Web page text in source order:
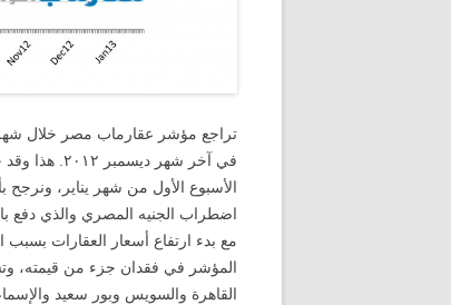
في آخر شهر
الأسبوع الأول من شهر يناير،
اضطراب الجنيه المصري والذي دفع
المؤشر في فقدان جزء من قيمته،
القاهرة والسويس وبور سعيد